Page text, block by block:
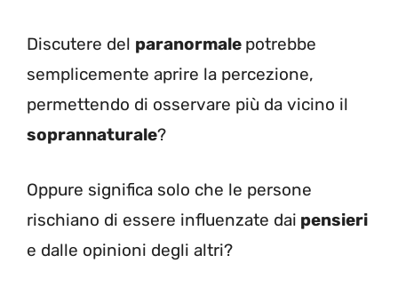
Discutere del paranormale potrebbe
semplicemente aprire la percezione,
permettendo di osservare più da vicino il
soprannaturale?
Oppure significa solo che le persone
rischiano di essere influenzate dai pensieri
e dalle opinioni degli altri?